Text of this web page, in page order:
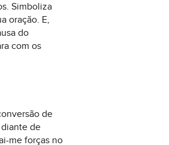
Simboliza
oração. E,
do
com os
de
de
me forças no